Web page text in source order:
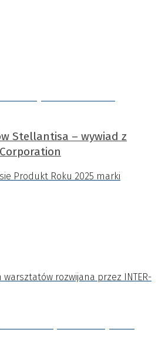
Stellantisa – wywiad z
Produkt Roku 2025 marki
rozwijana przez INTER-